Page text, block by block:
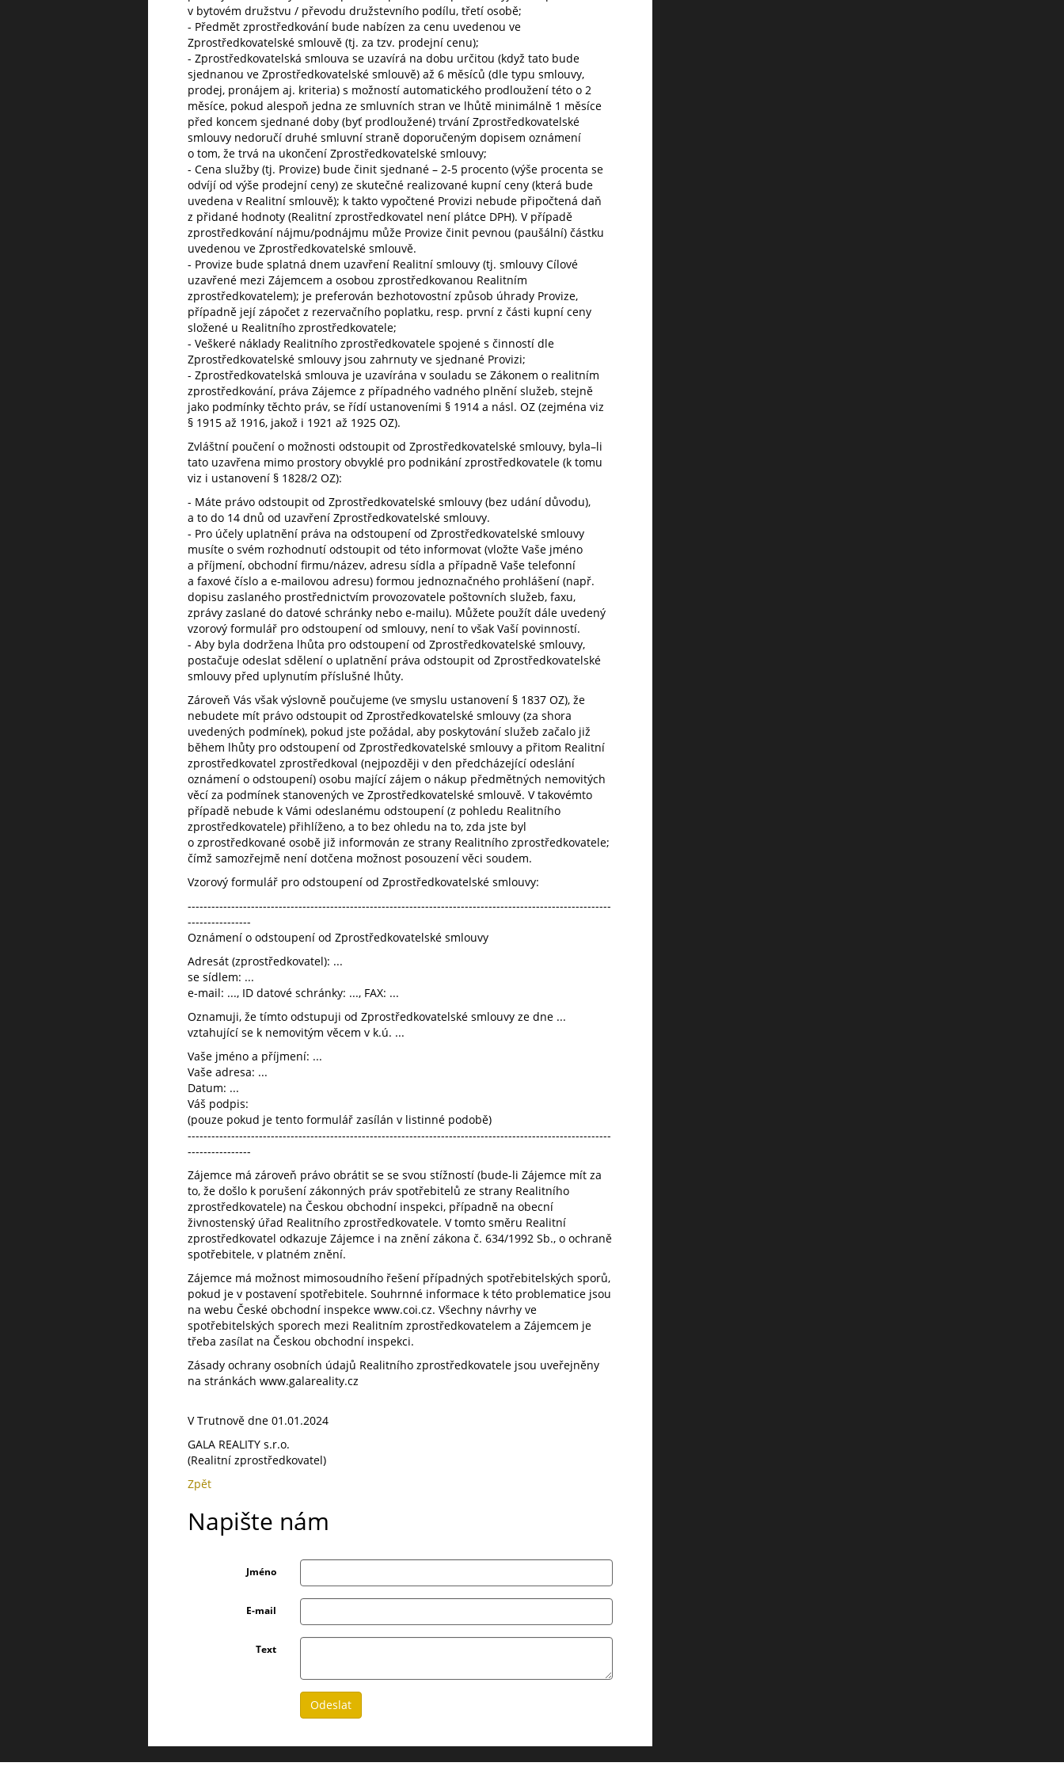
v bytovém družstvu / převodu družstevního podílu, třetí osobě;
- Předmět zprostředkování bude nabízen za cenu uvedenou ve
Zprostředkovatelské smlouvě (tj. za tzv. prodejní cenu);
- Zprostředkovatelská smlouva se uzavírá na dobu určitou (když tato bude
sjednanou ve Zprostředkovatelské smlouvě) až 6 měsíců (dle typu smlouvy,
prodej, pronájem aj. kriteria) s možností automatického prodloužení této o 2
měsíce, pokud alespoň jedna ze smluvních stran ve lhůtě minimálně 1 měsíce
před koncem sjednané doby (byť prodloužené) trvání Zprostředkovatelské
smlouvy nedoručí druhé smluvní straně doporučeným dopisem oznámení
o tom, že trvá na ukončení Zprostředkovatelské smlouvy;
- Cena služby (tj. Provize) bude činit sjednané – 2-5 procento (výše procenta se
odvíjí od výše prodejní ceny) ze skutečné realizované kupní ceny (která bude
uvedena v Realitní smlouvě); k takto vypočtené Provizi nebude připočtená daň
z přidané hodnoty (Realitní zprostředkovatel není plátce DPH). V případě
zprostředkování nájmu/podnájmu může Provize činit pevnou (paušální) částku
uvedenou ve Zprostředkovatelské smlouvě.
- Provize bude splatná dnem uzavření Realitní smlouvy (tj. smlouvy Cílové
uzavřené mezi Zájemcem a osobou zprostředkovanou Realitním
zprostředkovatelem); je preferován bezhotovostní způsob úhrady Provize,
případně její zápočet z rezervačního poplatku, resp. první z části kupní ceny
složené u Realitního zprostředkovatele;
- Veškeré náklady Realitního zprostředkovatele spojené s činností dle
Zprostředkovatelské smlouvy jsou zahrnuty ve sjednané Provizi;
- Zprostředkovatelská smlouva je uzavírána v souladu se Zákonem o realitním
zprostředkování, práva Zájemce z případného vadného plnění služeb, stejně
jako podmínky těchto práv, se řídí ustanoveními § 1914 a násl. OZ (zejména viz
§ 1915 až 1916, jakož i 1921 až 1925 OZ).
Zvláštní poučení o možnosti odstoupit od Zprostředkovatelské smlouvy, byla–li
tato uzavřena mimo prostory obvyklé pro podnikání zprostředkovatele (k tomu
viz i ustanovení § 1828/2 OZ):
- Máte právo odstoupit od Zprostředkovatelské smlouvy (bez udání důvodu),
a to do 14 dnů od uzavření Zprostředkovatelské smlouvy.
- Pro účely uplatnění práva na odstoupení od Zprostředkovatelské smlouvy
musíte o svém rozhodnutí odstoupit od této informovat (vložte Vaše jméno
a příjmení, obchodní firmu/název, adresu sídla a případně Vaše telefonní
a faxové číslo a e-mailovou adresu) formou jednoznačného prohlášení (např.
dopisu zaslaného prostřednictvím provozovatele poštovních služeb, faxu,
zprávy zaslané do datové schránky nebo e-mailu). Můžete použít dále uvedený
vzorový formulář pro odstoupení od smlouvy, není to však Vaší povinností.
- Aby byla dodržena lhůta pro odstoupení od Zprostředkovatelské smlouvy,
postačuje odeslat sdělení o uplatnění práva odstoupit od Zprostředkovatelské
smlouvy před uplynutím příslušné lhůty.
Zároveň Vás však výslovně poučujeme (ve smyslu ustanovení § 1837 OZ), že
nebudete mít právo odstoupit od Zprostředkovatelské smlouvy (za shora
uvedených podmínek), pokud jste požádal, aby poskytování služeb začalo již
během lhůty pro odstoupení od Zprostředkovatelské smlouvy a přitom Realitní
zprostředkovatel zprostředkoval (nejpozději v den předcházející odeslání
oznámení o odstoupení) osobu mající zájem o nákup předmětných nemovitých
věcí za podmínek stanovených ve Zprostředkovatelské smlouvě. V takovémto
případě nebude k Vámi odeslanému odstoupení (z pohledu Realitního
zprostředkovatele) přihlíženo, a to bez ohledu na to, zda jste byl
o zprostředkované osobě již informován ze strany Realitního zprostředkovatele;
čímž samozřejmě není dotčena možnost posouzení věci soudem.
Vzorový formulář pro odstoupení od Zprostředkovatelské smlouvy:
-----------------------------------------------------------------------------------------------------------
----------------
Oznámení o odstoupení od Zprostředkovatelské smlouvy
Adresát (zprostředkovatel): ...
se sídlem: ...
e-mail: ..., ID datové schránky: ..., FAX: ...
Oznamuji, že tímto odstupuji od Zprostředkovatelské smlouvy ze dne ...
vztahující se k nemovitým věcem v k.ú. ...
Vaše jméno a příjmení: ...
Vaše adresa: ...
Datum: ...
Váš podpis:
(pouze pokud je tento formulář zasílán v listinné podobě)
-----------------------------------------------------------------------------------------------------------
----------------
Zájemce má zároveň právo obrátit se se svou stížností (bude-li Zájemce mít za
to, že došlo k porušení zákonných práv spotřebitelů ze strany Realitního
zprostředkovatele) na Českou obchodní inspekci, případně na obecní
živnostenský úřad Realitního zprostředkovatele. V tomto směru Realitní
zprostředkovatel odkazuje Zájemce i na znění zákona č. 634/1992 Sb., o ochraně
spotřebitele, v platném znění.
Zájemce má možnost mimosoudního řešení případných spotřebitelských sporů,
pokud je v postavení spotřebitele. Souhrnné informace k této problematice jsou
na webu České obchodní inspekce www.coi.cz. Všechny návrhy ve
spotřebitelských sporech mezi Realitním zprostředkovatelem a Zájemcem je
třeba zasílat na Českou obchodní inspekci.
Zásady ochrany osobních údajů Realitního zprostředkovatele jsou uveřejněny
na stránkách www.galareality.cz
V Trutnově dne 01.01.2024
GALA REALITY s.r.o.
(Realitní zprostředkovatel)
Zpět
Napište nám
Jméno
E-mail
Text